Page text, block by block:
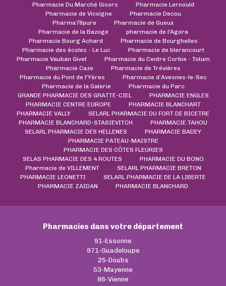
Pharmacie Du Marché Gisors
Pharmacie Lernould
Pharmacie de Vicoigne
Pharmacie Decou
Pharma78pure
Pharmacie de Gueux
Pharmacie de la Bazoge
pharmacie de l'Agora
Pharmacie Bourg Achard
Pharmacie de Bourghelles
Pharmacie des écoles - Le Luc
Pharmacie de blerancourt
Pharmacie Vauban Givet
Pharmacie du Centre Corbie - Totum
Pharmacie Caze
Pharmacie de Trévières
Pharmacie du Pont de l'Yères
Pharmacie d’Avesnes-le-Sec
Pharmacie de la Galerie
Pharmacie du Parc
GRANDE PHARMACIE DES GRATTE-CIEL
PHARMACIE ENGLES
PHARMACIE CENTRE EUROPE
PHARMACIE BLANCHART
PHARMACIE VALLY
SELARL PHARMACIE DU FORT DE BICETRE
PHARMACIE BLANCHARD-STASIEVITCH
PHARMACIE TAHOU
SELARL PHARMACIE DES HELLENES
PHARMACIE BADEY
PHARMACIE PATEAU-MAISTRE
PHARMACIE DES CÔTES FLEURIES
SELAS PHARMACIE DES 4 ROUTES
PHARMACIE DU BONO
Pharmacie de VILLEMENT
SELARL PHARMACIE BRETON
PHARMACIE LEONETTI
SELARL PHARMACIE DE LA LIBERTE
PHARMACIE ZAIDAN
PHARMACIE BLANCHARD
Pharmacies dans votre département
91-Essonne
971-Guadeloupe
25-Doubs
53-Mayenne
86-Vienne